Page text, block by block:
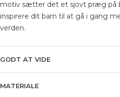
motiv sætter det et sjovt præg på
inspirere dit barn til at gå i gang
verden.
GODT AT VIDE
MATERIALE